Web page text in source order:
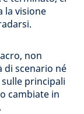
la visione
non
di scenario né
principali
cambiate in